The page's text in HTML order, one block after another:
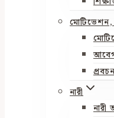
নারী
নারী